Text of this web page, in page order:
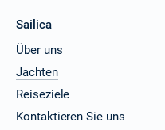
Sailica
Über uns
Jachten
Reiseziele
Kontaktieren Sie uns